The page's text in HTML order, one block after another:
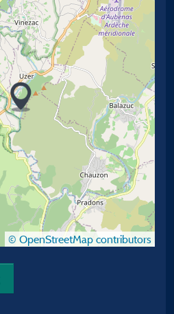
© OpenStreetMap contributors